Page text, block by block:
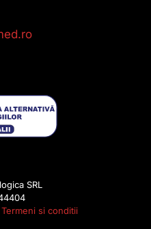
SRL
Termeni si conditii